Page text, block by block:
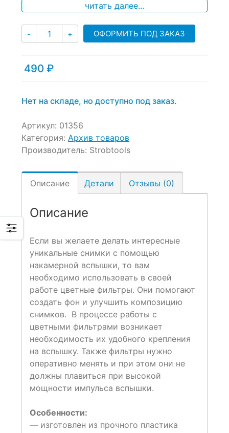
читать далее...
- Количество
+ ОФОРМИТЬ ПОД ЗАКАЗ
490 ₽
Нет на складе, но доступно под заказ.
Артикул: 01356
Категория: Архив товаров
Производитель: Strobtools
Описание Детали Отзывы (0)
Описание
Если вы желаете делать интересные
уникальные снимки с помощью
накамерной вспышки, то вам
необходимо использовать в своей
работе цветные фильтры. Они помогают
создать фон и улучшить композицию
снимков. В процессе работы с
цветными фильтрами возникает
необходимость их удобного крепления
на вспышку. Также фильтры нужно
оперативно менять и при этом они не
должны плавиться при высокой
мощности импульса вспышки.
Особенности:
— изготовлен из прочного пластика